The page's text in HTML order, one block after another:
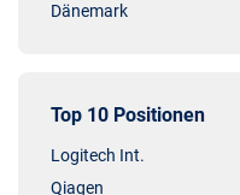
Dänemark
Top 10 Positionen
Logitech Int.
Qiagen